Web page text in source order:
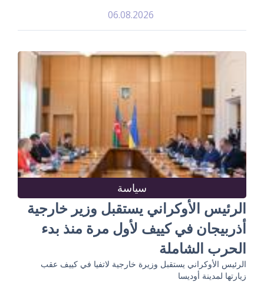
06.08.2026
سياسة
الرئيس الأوكراني يستقبل وزير خارجية
أذربيجان في كييف لأول مرة منذ بدء
الحرب الشاملة
الرئيس الأوكراني يستقبل وزيرة خارجية لاتفيا في كييف عقب
زيارتها لمدينة أوديسا